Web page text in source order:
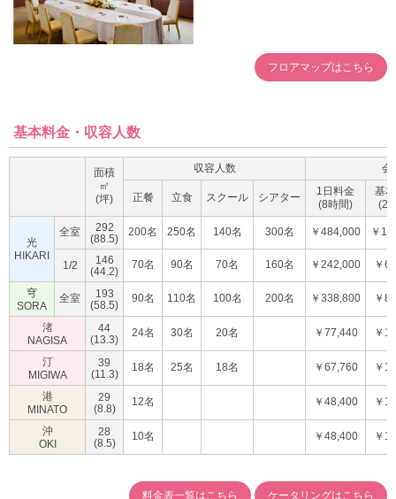
フロアマップはこちら
基本料金・収容人数
面積
㎡
(坪)
収容人数 会
正餐 立食 スクール シアター
1日料金
(8時間)
基
(2
光
HIKARI
全室
292
(88.5)
200名 250名 140名 300名 ￥484,000 ￥
1/2
146
(44.2)
70名 90名 70名 160名 ￥242,000 ￥
穹
SORA
全室
193
(58.5)
90名 110名 100名 200名 ￥338,800 ￥
渚
NAGISA
44
(13.3)
24名 30名 20名 ￥77,440 ￥
汀
MIGIWA
39
(11.3)
18名 25名 18名 ￥67,760 ￥
港
MINATO
29
(8.8)
12名 ￥48,400 ￥
沖
OKI
28
(8.5)
10名 ￥48,400 ￥
料金表一覧はこちら ケータリングはこちら